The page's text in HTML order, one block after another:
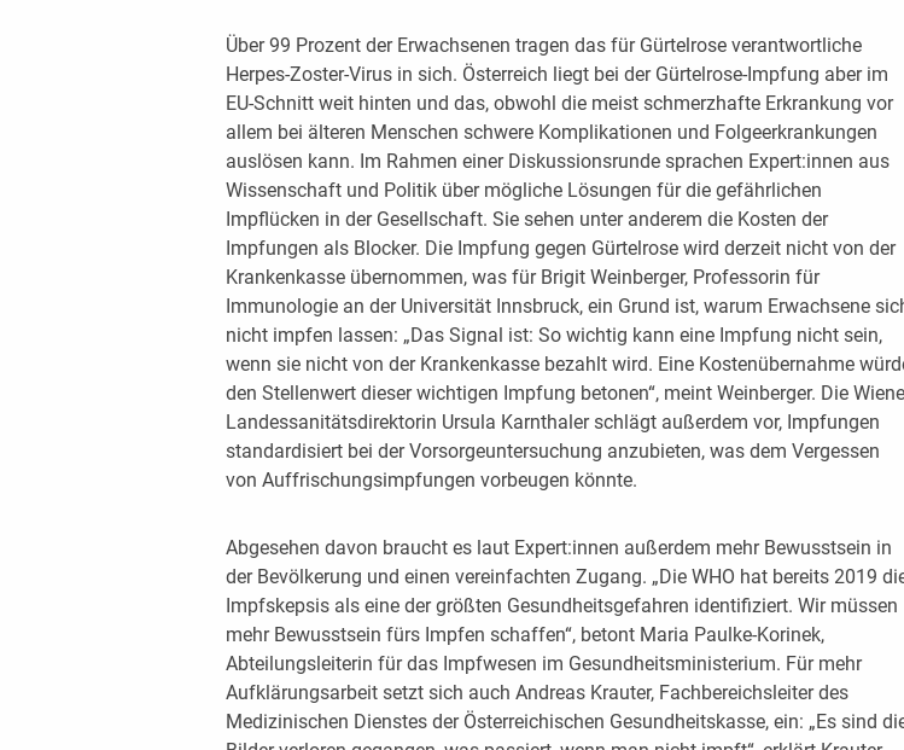
Über 99 Prozent der Erwachsenen tragen das für Gürtelrose verantwortliche
Herpes-Zoster-Virus in sich. Österreich liegt bei der Gürtelrose-Impfung aber im
EU-Schnitt weit hinten und das, obwohl die meist schmerzhafte Erkrankung vor
allem bei älteren Menschen schwere Komplikationen und Folgeerkrankungen
auslösen kann. Im Rahmen einer Diskussionsrunde sprachen Expert:innen aus
Wissenschaft und Politik über mögliche Lösungen für die gefährlichen
Impflücken in der Gesellschaft. Sie sehen unter anderem die Kosten der
Impfungen als Blocker. Die Impfung gegen Gürtelrose wird derzeit nicht von der
Krankenkasse übernommen, was für Brigit Weinberger, Professorin für
Immunologie an der Universität Innsbruck, ein Grund ist, warum Erwachsene
nicht impfen lassen: „Das Signal ist: So wichtig kann eine Impfung nicht sein,
wenn sie nicht von der Krankenkasse bezahlt wird. Eine Kostenübernahme
den Stellenwert dieser wichtigen Impfung betonen“, meint Weinberger. Die
Landessanitätsdirektorin Ursula Karnthaler schlägt außerdem vor, Impfungen
standardisiert bei der Vorsorgeuntersuchung anzubieten, was dem Vergessen
von Auffrischungsimpfungen vorbeugen könnte.
Abgesehen davon braucht es laut Expert:innen außerdem mehr Bewusstsein in
der Bevölkerung und einen vereinfachten Zugang. „Die WHO hat bereits 2019
Impfskepsis als eine der größten Gesundheitsgefahren identifiziert. Wir müssen
mehr Bewusstsein fürs Impfen schaffen“, betont Maria Paulke-Korinek,
Abteilungsleiterin für das Impfwesen im Gesundheitsministerium. Für mehr
Aufklärungsarbeit setzt sich auch Andreas Krauter, Fachbereichsleiter des
Medizinischen Dienstes der Österreichischen Gesundheitskasse, ein: „Es sind